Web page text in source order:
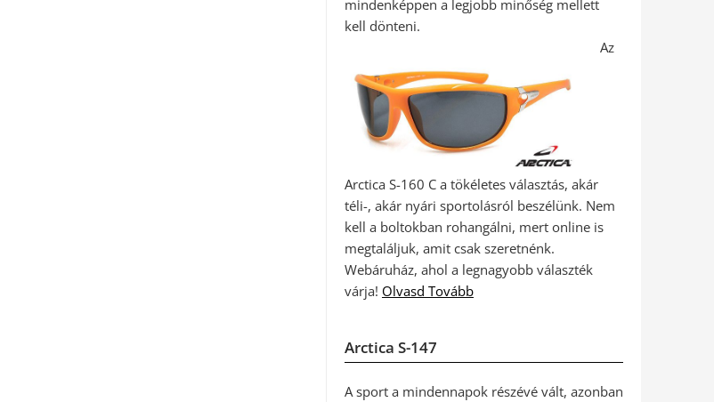
mindenképpen a legjobb minőség mellett
kell dönteni.
Az
Arctica S-160 C a tökéletes választás, akár
téli-, akár nyári sportolásról beszélünk. Nem
kell a boltokban rohangálni, mert online is
megtaláljuk, amit csak szeretnénk.
Webáruház, ahol a legnagyobb választék
várja! Olvasd Tovább
Arctica S-147
A sport a mindennapok részévé vált, azonban